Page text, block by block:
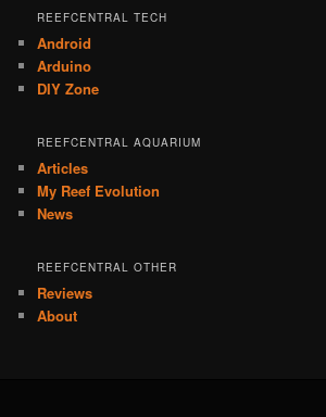
REEFCENTRAL TECH
Android
Arduino
DIY Zone
REEFCENTRAL AQUARIUM
Articles
My Reef Evolution
News
REEFCENTRAL OTHER
Reviews
About